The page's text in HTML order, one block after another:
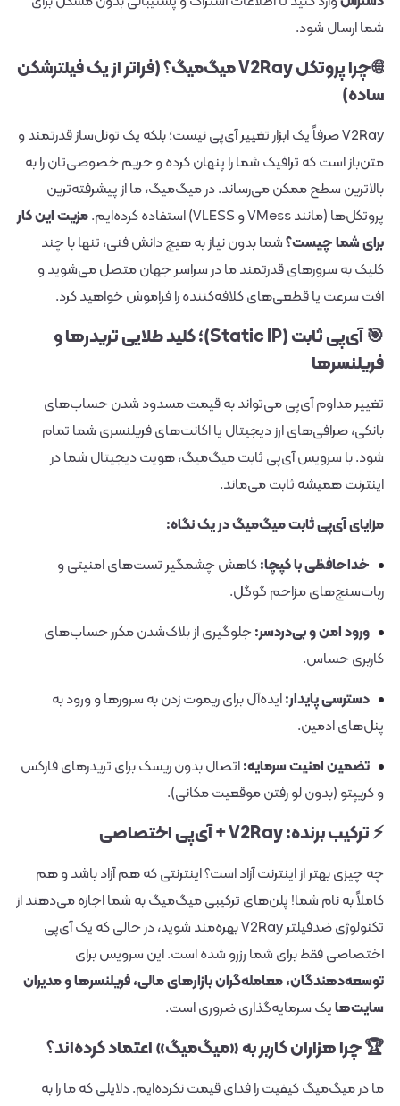
شما ارسال شود.
🌐 چرا پروتکل V2Ray میگ‌میگ؟ (فراتر از یک فیلترشکن
ساده)
V2Ray صرفاً یک ابزار تغییر آی‌پی نیست؛ بلکه یک تونل‌ساز قدرتمند و
متن‌باز است که ترافیک شما را پنهان کرده و حریم خصوصی‌تان را به
بالاترین سطح ممکن می‌رساند. در میگ‌میگ، ما از پیشرفته‌ترین
پروتکل‌ها (مانند VMess و VLESS) استفاده کرده‌ایم.
مزیت این کار
برای شما چیست؟شما بدون نیاز به هیچ دانش فنی، تنها با چند
کلیک به سرورهای قدرتمند ما در سراسر جهان متصل می‌شوید و
افت سرعت یا قطعی‌های کلافه‌کننده را فراموش خواهید کرد.
🎯 آی‌پی ثابت (Static IP)؛ کلید طلایی تریدرها و
فریلنسرها
تغییر مداوم آی‌پی می‌تواند به قیمت مسدود شدن حساب‌های
بانکی، صرافی‌های ارز دیجیتال یا اکانت‌های فریلنسری شما تمام
شود. با سرویس آی‌پی ثابت میگ‌میگ، هویت دیجیتال شما در
اینترنت همیشه ثابت می‌ماند.
مزایای آی‌پی ثابت میگ‌میگ در یک نگاه:
خداحافظی با کپچا:کاهش چشمگیر تست‌های امنیتی و
ربات‌سنج‌های مزاحم گوگل.
ورود امن و بی‌دردسر:جلوگیری از بلاک‌شدن مکرر حساب‌های
کاربری حساس.
دسترسی پایدار:ایده‌آل برای ریموت زدن به سرورها و ورود به
پنل‌های ادمین.
تضمین امنیت سرمایه:اتصال بدون ریسک برای تریدرهای فارکس
و کریپتو (بدون لو رفتن موقعیت مکانی).
⚡ ترکیب برنده: V2Ray + آی‌پی اختصاصی
چه چیزی بهتر از اینترنت آزاد است؟ اینترنتی که هم آزاد باشد و هم
کاملاً به نام شما! پلن‌های ترکیبی میگ‌میگ به شما اجازه می‌دهند از
تکنولوژی ضد‌فیلتر V2Ray بهره‌مند شوید، در حالی که یک آی‌پی
اختصاصی فقط برای شما رزرو شده است. این سرویس برای
توسعه‌دهندگان، معامله‌گران بازارهای مالی، فریلنسرها و مدیران
سایت‌هایک سرمایه‌گذاری ضروری است.
🏆 چرا هزاران کاربر به «میگ‌میگ» اعتماد کرده‌اند؟
ما در میگ‌میگ کیفیت را فدای قیمت نکرده‌ایم. دلایلی که ما را به